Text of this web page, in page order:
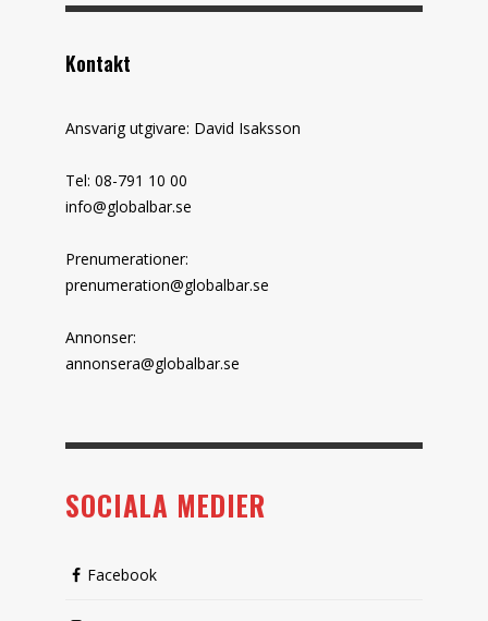
Kontakt
Ansvarig utgivare: David Isaksson
Tel: 08-791 10 00
info@globalbar.se
Prenumerationer:
prenumeration@globalbar.se
Annonser:
annonsera@globalbar.se
SOCIALA MEDIER
Facebook